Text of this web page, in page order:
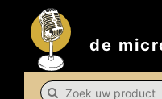
content
de
Search